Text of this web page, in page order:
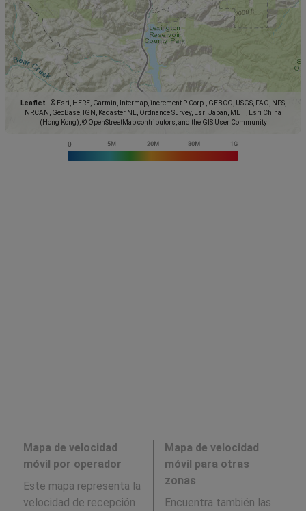
Leaflet
© Esri, HERE, Garmin, Intermap, increment P Corp., GEBCO, USGS, FAO, NPS,
NRCAN, GeoBase, IGN, Kadaster NL, Ordnance Survey, Esri Japan, METI, Esri China
(Hong Kong), © OpenStreetMap contributors, and the GIS User Community
Mapa de velocidad
móvil por operador
Este mapa representa la
velocidad de recepción
Mapa de velocidad
móvil para otras
zonas
Encuentra también las